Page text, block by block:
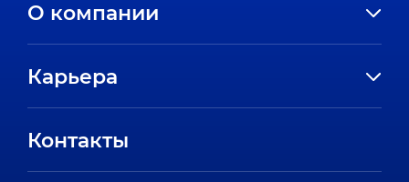
О компании
Направления
Карьера
Контакты